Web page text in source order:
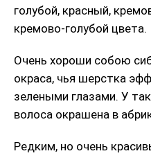
голубой, красный,
кремово-голубой цвета.
Очень хороши собою
окраса, чья шерстка
зелеными глазами. У
волоса окрашена в
Редким, но очень